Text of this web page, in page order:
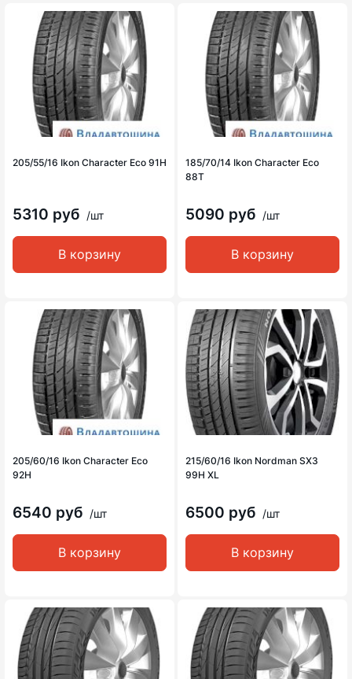
205/55/16 Ikon Character Eco 91H
5310 руб /шт
В корзину
185/70/14 Ikon Character Eco
88T
5090 руб /шт
В корзину
205/60/16 Ikon Character Eco
92H
6540 руб /шт
В корзину
215/60/16 Ikon Nordman SX3
99H XL
6500 руб /шт
В корзину